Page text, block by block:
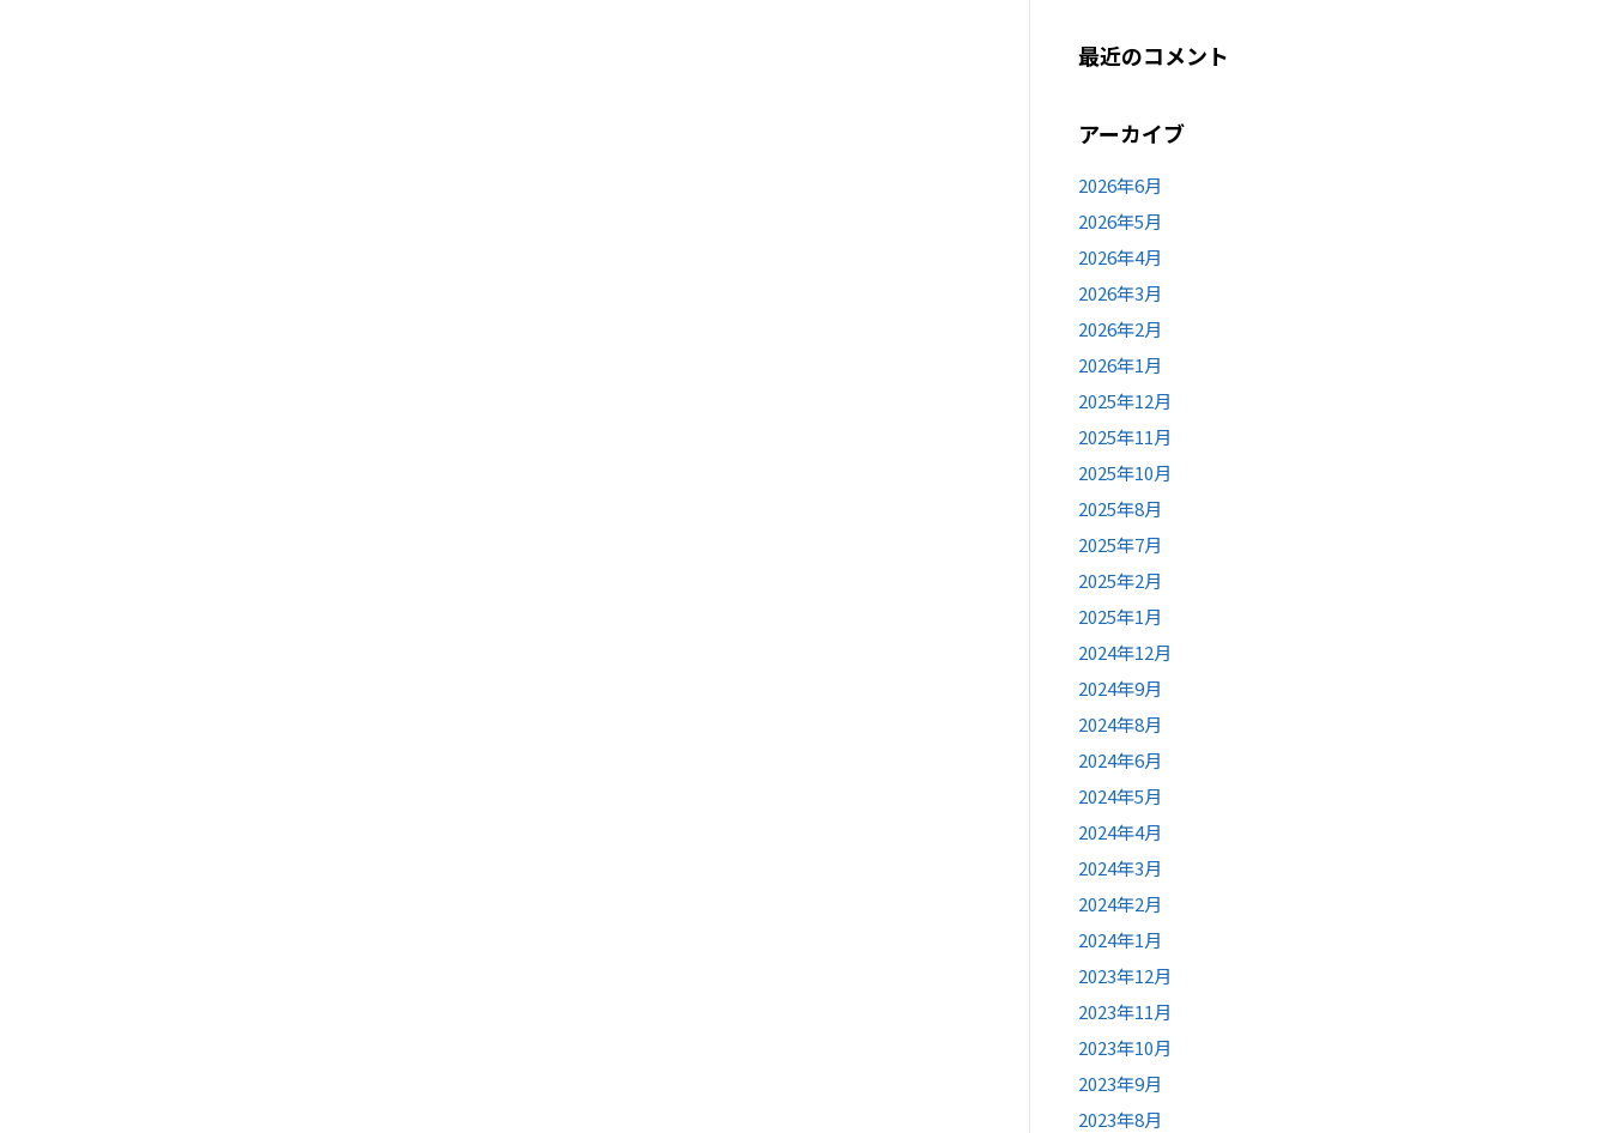
最近のコメント
アーカイブ
2026年6月
2026年5月
2026年4月
2026年3月
2026年2月
2026年1月
2025年12月
2025年11月
2025年10月
2025年8月
2025年7月
2025年2月
2025年1月
2024年12月
2024年9月
2024年8月
2024年6月
2024年5月
2024年4月
2024年3月
2024年2月
2024年1月
2023年12月
2023年11月
2023年10月
2023年9月
2023年8月